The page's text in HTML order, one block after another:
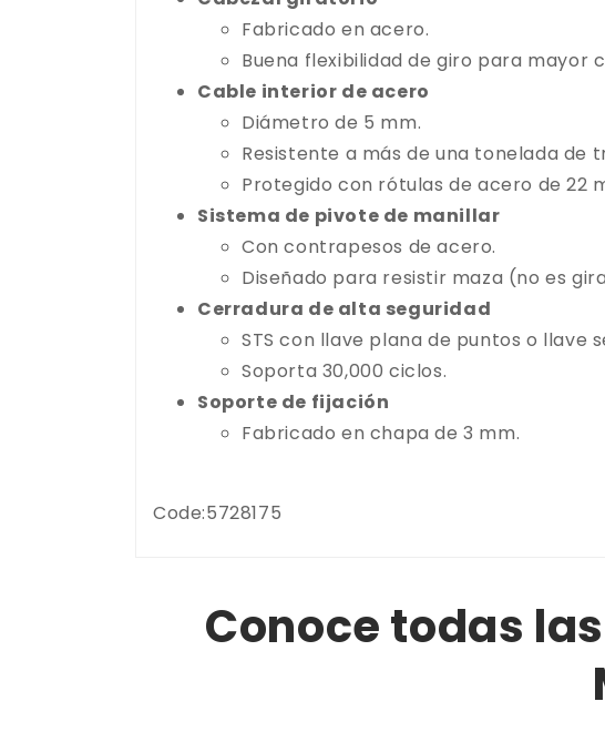
Fabricado en acero.
Buena flexibilidad de giro para mayor
Cable interior de acero
Diámetro de 5 mm.
Resistente a más de una tonelada de
Protegido con rótulas de acero de 22
Sistema de pivote de manillar
Con contrapesos de acero.
Diseñado para resistir maza (no es
Cerradura de alta seguridad
STS con llave plana de puntos o llave
Soporta 30,000 ciclos.
Soporte de fijación
Fabricado en chapa de 3 mm.
Code:5728175
Conoce todas